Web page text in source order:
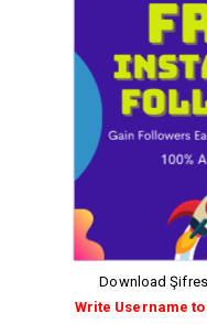
Download
Write Username